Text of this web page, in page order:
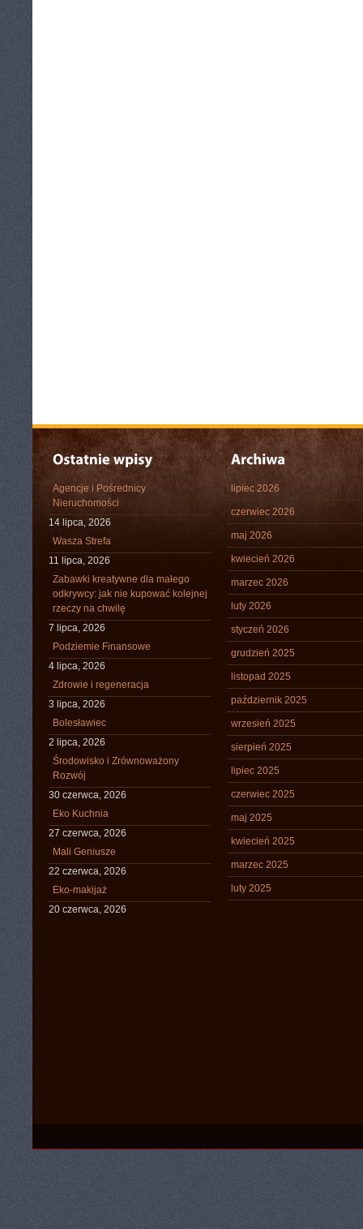
Agencje i Pośrednicy
Nieruchomości
14 lipca, 2026
Wasza Strefa
11 lipca, 2026
Zabawki kreatywne dla małego
odkrywcy: jak nie kupować kolejnej
rzeczy na chwilę
7 lipca, 2026
Podziemie Finansowe
4 lipca, 2026
Zdrowie i regeneracja
3 lipca, 2026
Bolesławiec
2 lipca, 2026
Środowisko i Zrównoważony
Rozwój
30 czerwca, 2026
Eko Kuchnia
27 czerwca, 2026
Mali Geniusze
22 czerwca, 2026
Eko-makijaż
20 czerwca, 2026
lipiec 2026
czerwiec 2026
maj 2026
kwiecień 2026
marzec 2026
luty 2026
styczeń 2026
grudzień 2025
listopad 2025
październik 2025
wrzesień 2025
sierpień 2025
lipiec 2025
czerwiec 2025
maj 2025
kwiecień 2025
marzec 2025
luty 2025